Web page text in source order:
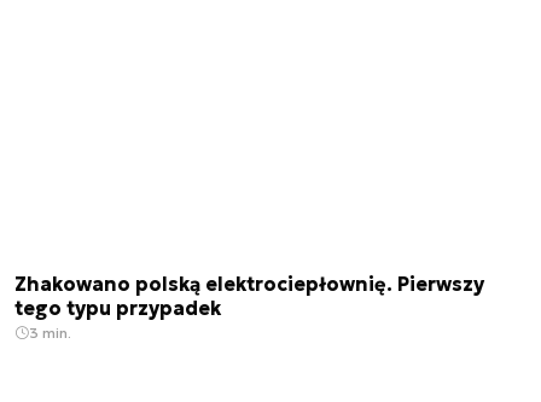
Zhakowano polską elektrociepłownię. Pierwszy
tego typu przypadek
3 min.